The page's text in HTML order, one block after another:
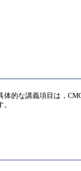
的な講義項目は，